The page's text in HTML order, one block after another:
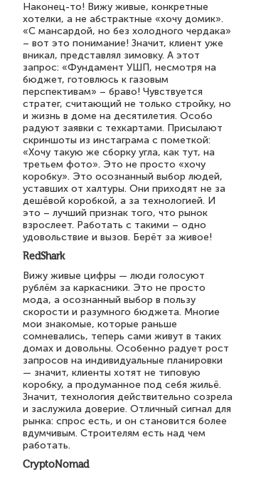
Наконец-то! Вижу живые, конкретные
хотелки, а не абстрактные «хочу домик».
«С мансардой, но без холодного чердака»
– вот это понимание! Значит, клиент уже
вникал, представлял зимовку. А этот
запрос: «Фундамент УШП, несмотря на
бюджет, готовлюсь к газовым
перспективам» – браво! Чувствуется
стратег, считающий не только стройку, но
и жизнь в доме на десятилетия. Особо
радуют заявки с техкартами. Присылают
скриншоты из инстаграма с пометкой:
«Хочу такую же сборку угла, как тут, на
третьем фото». Это не просто «хочу
коробку». Это осознанный выбор людей,
уставших от халтуры. Они приходят не за
дешёвой коробкой, а за технологией. И
это – лучший признак того, что рынок
взрослеет. Работать с такими – одно
удовольствие и вызов. Берёт за живое!
RedShark
Вижу живые цифры — люди голосуют
рублём за каркасники. Это не просто
мода, а осознанный выбор в пользу
скорости и разумного бюджета. Многие
мои знакомые, которые раньше
сомневались, теперь сами живут в таких
домах и довольны. Особенно радует рост
запросов на индивидуальные планировки
— значит, клиенты хотят не типовую
коробку, а продуманное под себя жильё.
Значит, технология действительно созрела
и заслужила доверие. Отличный сигнал для
рынка: спрос есть, и он становится более
вдумчивым. Строителям есть над чем
работать.
CryptoNomad